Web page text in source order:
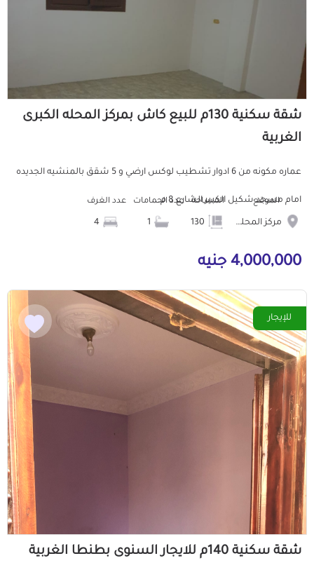
شقة سكنية 130م للبيع كاش بمركز المحله الكبرى
الغربية
عماره مكونه من 6 ادوار تشطيب لوكس ارضي و 5 شقق بالمنشيه الجديده
امام مسجد شكيل الكبير الشارع 8 م...
الموقع
مركز المحله الكبرى
المساحة عدد الحمامات عدد الغرف
4,000,000 جنيه
للإيجار
شقة سكنية 140م للايجار السنوى بطنطا الغربية